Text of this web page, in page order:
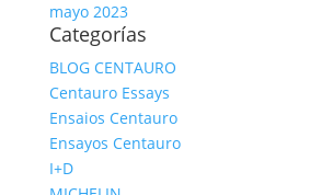
mayo 2023
Categorías
BLOG CENTAURO
Centauro Essays
Ensaios Centauro
Ensayos Centauro
I+D